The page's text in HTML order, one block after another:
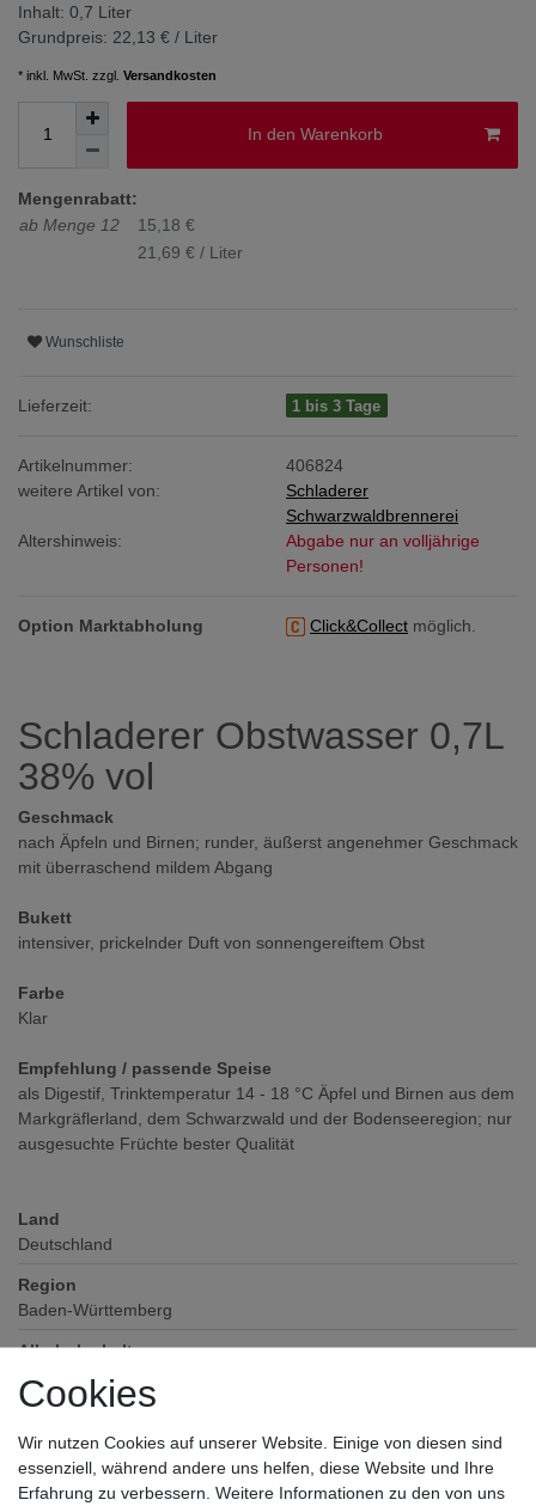
Inhalt: 0,7 Liter
Grundpreis: 22,13 € / Liter
* inkl. MwSt. zzgl. Versandkosten
In den Warenkorb
Mengenrabatt:
ab Menge 12
15,18 €
21,69 € / Liter
Wunschliste
Lieferzeit: 1 bis 3 Tage
Artikelnummer:
406824
weitere Artikel von:
Schladerer
Schwarzwaldbrennerei
Altershinweis:
Abgabe nur an volljährige
Personen!
Option Marktabholung Click&Collect möglich.
Schladerer Obstwasser 0,7L
38% vol
Geschmack
nach Äpfeln und Birnen; runder, äußerst angenehmer Geschmack
mit überraschend mildem Abgang
Bukett
intensiver, prickelnder Duft von sonnengereiftem Obst
Farbe
Klar
Empfehlung / passende Speise
als Digestif, Trinktemperatur 14 - 18 °C Äpfel und Birnen aus dem
Markgräflerland, dem Schwarzwald und der Bodenseeregion; nur
ausgesuchte Früchte bester Qualität
Land
Deutschland
Region
Baden-Württemberg
Alkoholgehalt
Schraubverschluss
Zutaten / Allergene
Cookies
Wir nutzen Cookies auf unserer Website. Einige von diesen sind
essenziell, während andere uns helfen, diese Website und Ihre
Erfahrung zu verbessern. Weitere Informationen zu den von uns